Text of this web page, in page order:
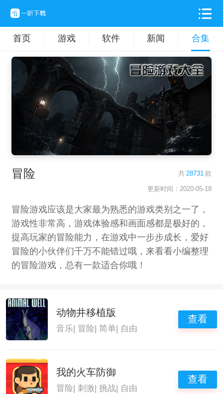
首页 游戏 软件 新闻 合集
冒险 共 28731 款
更新时间：2020-05-18
冒险游戏应该是大家最为熟悉的游戏类别之一了，
游戏性非常高，游戏体验感和画面感都是极好的，
提高玩家的冒险能力，在游戏中一步步成长，爱好
冒险的小伙伴们千万不能错过哦，来看看小编整理
的冒险游戏，总有一款适合你哦！
动物井移植版
音乐| 冒险| 简单| 自由
查看
我的火车防御
冒险 刺激 |挑战 自由
查看